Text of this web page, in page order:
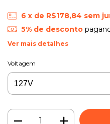
6 x de R$178,84 sem
5% de desconto
Ver mais detalhes
Voltagem